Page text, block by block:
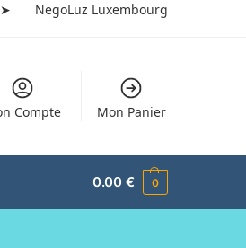
➤ NegoLuz Luxembourg
Compte Mon Panier
0.00€ 0